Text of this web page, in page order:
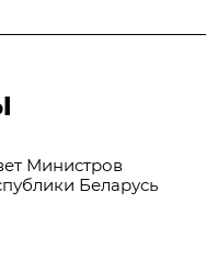
Министров
Беларусь